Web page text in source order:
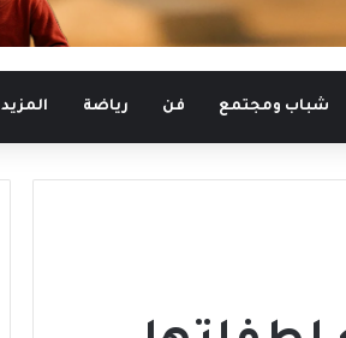
شباب ومجتمع فن رياضة المزيد